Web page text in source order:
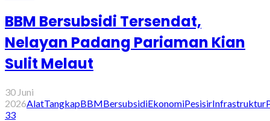
BBM Bersubsidi Tersendat,
Nelayan Padang Pariaman Kian
Sulit Melaut
30 Juni
2026AlatTangkapBBMBersubsidiEkonomiPesisir
33